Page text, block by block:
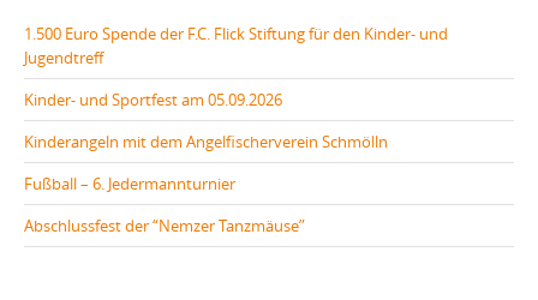
1.500 Euro Spende der F.C. Flick Stiftung für den Kinder- und
Jugendtreff
Kinder- und Sportfest am 05.09.2026
Kinderangeln mit dem Angelfischerverein Schmölln
Fußball – 6. Jedermannturnier
Abschlussfest der “Nemzer Tanzmäuse”